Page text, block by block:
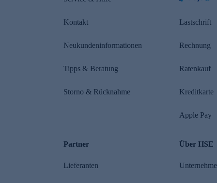
Kontakt
Neukundeninformationen
Tipps & Beratung
Storno & Rücknahme
Lastschrift
Rechnung
Ratenkauf
Kreditkarte
Apple Pay
Partner
Lieferanten
Über HSE